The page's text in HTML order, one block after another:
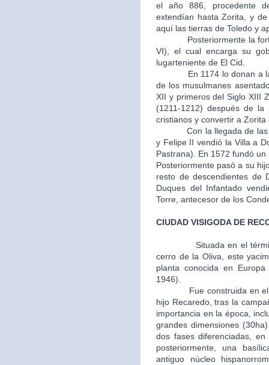
el año 886, procedente
extendían hasta Zorita, y
aquí las tierras de Toledo y
Posteriormente la
VI), el cual encarga su
lugarteniente de El Cid.
En 1174 lo donan a la
de los musulmanes
XII y primeros del Siglo XIII
(1211-1212) después de
cristianos y convertir a
Con la llegada de las
y Felipe II vendió la Villa a
Pastrana). En 1572 fundó
Posteriormente pasó a su
resto de descendientes de
Duques del Infantado
Torre, antecesor de los
CIUDAD VISIGODA DE
Situada en el
cerro de la Oliva, este
planta conocida en
1946).
Fue construida en el
hijo Recaredo, tras la
importancia en la época,
grandes dimensiones
dos fases diferenciadas,
posteriormente, una
antiguo núcleo